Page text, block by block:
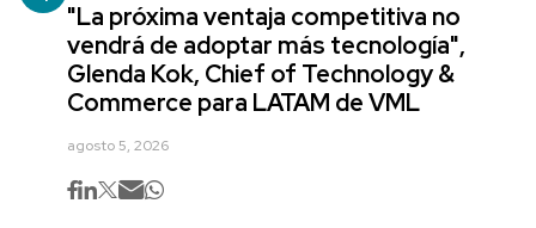
"La próxima ventaja competitiva no
vendrá de adoptar más tecnología",
Glenda Kok, Chief of Technology &
Commerce para LATAM de VML
agosto 5, 2026